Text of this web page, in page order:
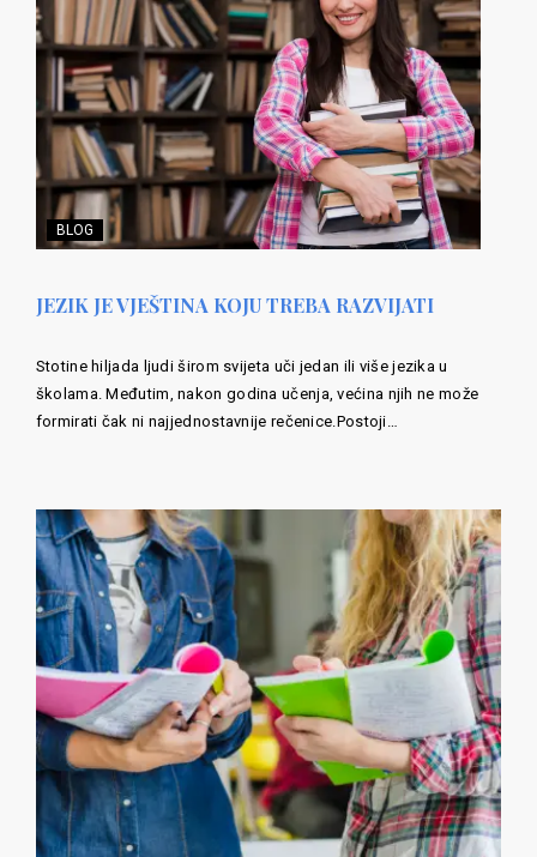
BLOG
JEZIK JE VJEŠTINA KOJU TREBA RAZVIJATI
Stotine hiljada ljudi širom svijeta uči jedan ili više jezika u
školama. Međutim, nakon godina učenja, većina njih ne može
formirati čak ni najjednostavnije rečenice.Postoji…